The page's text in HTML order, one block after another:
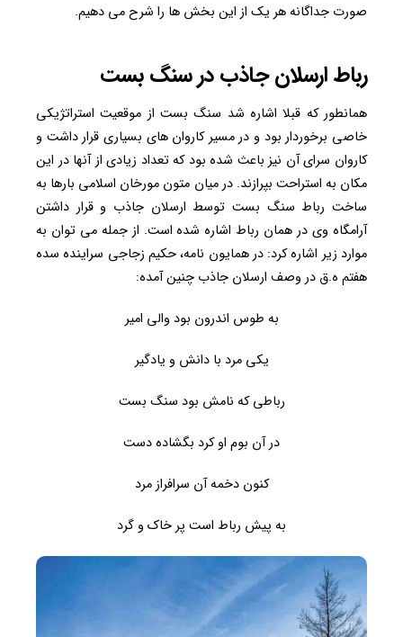
صورت جداگانه هر یک از این بخش ها را شرح می دهیم.
رباط ارسلان جاذب در سنگ بست
همانطور که قبلا اشاره شد سنگ بست از موقعیت استراتژیکی
خاصی برخوردار بود و در مسیر کاروان های بسیاری قرار داشت و
کاروان سرای آن نیز باعث شده بود که تعداد زیادی از آنها در این
مکان به استراحت بپرازند. در میان متون مورخان اسلامی بارها به
ساخت رباط سنگ بست توسط ارسلان جاذب و قرار داشتن
آرامگاه وی در همان رباط اشاره شده است. از جمله می توان به
موارد زیر اشاره کرد: در همایون نامه، حکیم زجاجی سراینده سده
هفتم ه.ق در وصف ارسلان جاذب چنین آمده:
به طوس اندرون بود والی امیر
یکی مرد با دانش و یادگیر
رباطی که نامش بود سنگ بست
در آن بوم او کرد بگشاده دست
کنون دخمه آن سرافراز مرد
به پیش رباط است پر خاک و گرد